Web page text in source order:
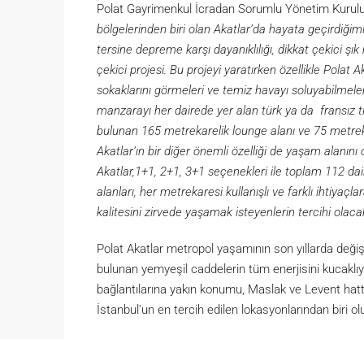
Polat Gayrimenkul İcradan Sorumlu Yönetim
bölgelerinden biri olan Akatlar’da hayata
tersine depreme karşı dayanıklılığı, dikkat çekici
çekici projesi. Bu projeyi yaratırken özellikle Polat
sokaklarını görmeleri ve temiz havayı
manzarayı her dairede yer alan türk ya da fransız
bulunan 165 metrekarelik lounge alanı ve 75
Akatlar’ın bir diğer önemli özelliği de yaşam
Akatlar,1+1, 2+1, 3+1 seçenekleri ile toplam 112
alanları, her metrekaresi kullanışlı ve farklı
kalitesini zirvede yaşamak isteyenlerin tercihi
Polat Akatlar metropol yaşamının son yıllarda
bulunan yemyeşil caddelerin tüm enerjisini
bağlantılarına yakın konumu, Maslak ve Levent
İstanbul’un en tercih edilen lokasyonlarından biri